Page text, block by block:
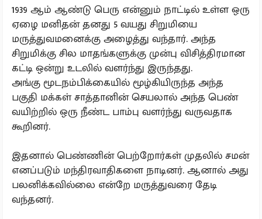
1939 ஆம் ஆண்டு பெரு என்னும் நாட்டில் உள்ள ஒரு
ஏழை மனிதன் தனது 5 வயது சிறுமியை
மருத்துவமனைக்கு அழைத்து வந்தார். அந்த
சிறுமிக்கு சில மாதங்களுக்கு முன்பு விசித்திரமான
கட்டி ஒன்று உடலில் வளர்ந்து இருந்தது.
அங்கு மூடநம்பிக்கையில் மூழ்கியிருந்த அந்த
பகுதி மக்கள் சாத்தானின் செயலால் அந்த பெண்
வயிற்றில் ஒரு நீண்ட பாம்பு வளர்ந்து வருவதாக
கூறினர்.
இதனால் பெண்ணின் பெற்றோர்கள் முதலில் சமன்
எனப்படும் மந்திரவாதிகளை நாடினர். ஆனால் அது
பலனிக்கவில்லை என்றே மருத்துவரை தேடி
வந்தனர்.